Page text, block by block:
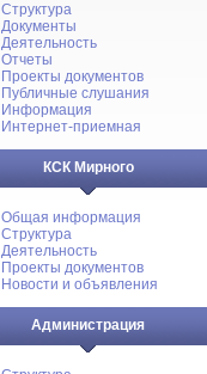
Структура
Документы
Деятельность
Отчеты
Проекты документов
Публичные слушания
Информация
Интернет-приемная
КСК Мирного
Общая информация
Структура
Деятельность
Проекты документов
Новости и объявления
Администрация